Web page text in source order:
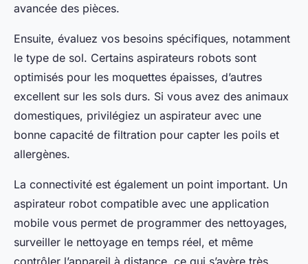
avancée des pièces.
Ensuite, évaluez vos besoins spécifiques, notamment
le type de sol. Certains aspirateurs robots sont
optimisés pour les moquettes épaisses, d’autres
excellent sur les sols durs. Si vous avez des animaux
domestiques, privilégiez un aspirateur avec une
bonne capacité de filtration pour capter les poils et
allergènes.
La connectivité est également un point important. Un
aspirateur robot compatible avec une application
mobile vous permet de programmer des nettoyages,
surveiller le nettoyage en temps réel, et même